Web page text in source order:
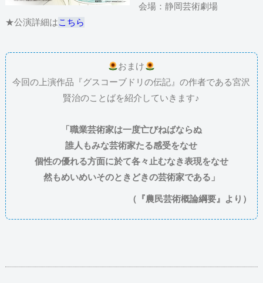
会場：静岡芸術劇場
★公演詳細はこちら
おまけ
今回の上演作品『グスコーブドリの伝記』の作者である宮沢
賢治のことばを紹介していきます♪
「職業芸術家は一度亡びねばならぬ
誰人もみな芸術家たる感受をなせ
個性の優れる方面に於て各々止むなき表現をなせ
然もめいめいそのときどきの芸術家である」
（『農民芸術概論綱要』より）